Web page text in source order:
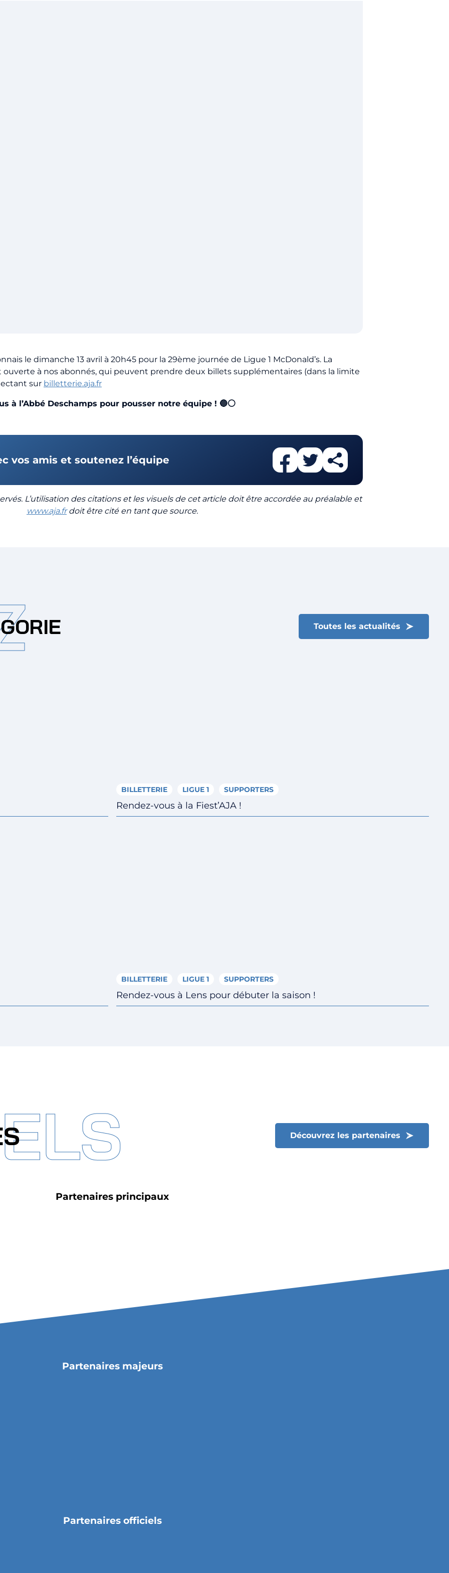
le dimanche 13 avril à 20h45 pour la 29ème journée de Ligue 1 McDonald’s. La
à nos abonnés, qui peuvent prendre deux billets supplémentaires (dans la limite
sur billetterie.aja.fr
à l’Abbé Deschamps pour pousser notre équipe ! 🔵⚪
vos amis et soutenez l’équipe
L’utilisation des citations et les visuels de cet article doit être accordée au préalable et
www.aja.frdoit être cité en tant que source.
Toutes les actualités
BILLETTERIE LIGUE 1 SUPPORTERS
Rendez-vous à la Fiest’AJA !
BILLETTERIE LIGUE 1 SUPPORTERS
Rendez-vous à Lens pour débuter la saison !
Découvrez les partenaires
Partenaires principaux
Partenaires majeurs
Partenaires officiels